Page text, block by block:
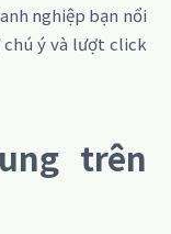
nghiệp bạn nổi
chú ý và lượt click
trên